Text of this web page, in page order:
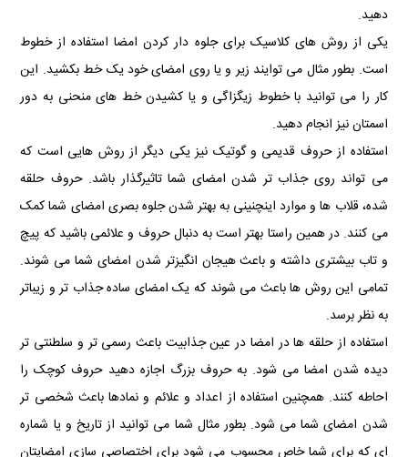
دهید.
یکی از روش های کلاسیک برای جلوه دار کردن امضا استفاده از خطوط
است. بطور مثال می توایند زیر و یا روی امضای خود یک خط بکشید. این
کار را می توانید با خطوط زیگزاگی و یا کشیدن خط های منحنی به دور
اسمتان نیز انجام دهید.
استفاده از حروف قدیمی و گوتیک نیز یکی دیگر از روش هایی است که
می تواند روی جذاب تر شدن امضای شما تاثیرگذار باشد. حروف حلقه
شده، قلاب ها و موارد اینچنینی به بهتر شدن جلوه بصری امضای شما کمک
می کنند. در همین راستا بهتر است به دنبال حروف و علائمی باشید که پیچ
و تاب بیشتری داشته و باعث هیجان انگیزتر شدن امضای شما می شوند.
تمامی این روش ها باعث می شوند که یک امضای ساده جذاب تر و زیباتر
به نظر برسد.
استفاده از حلقه ها در امضا در عین جذابیت باعث رسمی تر و سلطنتی تر
دیده شدن امضا می شود. به حروف بزرگ اجازه دهید حروف کوچک را
احاطه کنند. همچنین استفاده از اعداد و علائم و نمادها باعث شخصی تر
شدن امضای شما می شود. بطور مثال شما می توانید از تاریخ و یا شماره
ای که برای شما خاص محسوب می شود برای اختصاصی سازی امضایتان